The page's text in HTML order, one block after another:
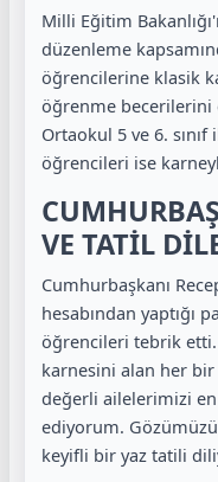
Milli Eğitim
düzenleme
öğrencilerine klasik
öğrenme becerilerini
Ortaokul 5 ve 6. sınıf
öğrencileri ise
VE TATİL
Cumhurbaşkanı
hesabından yaptığı
öğrencileri tebrik etti.
karnesini alan her bir
değerli ailelerimizi
ediyorum.
keyifli bir yaz tatili